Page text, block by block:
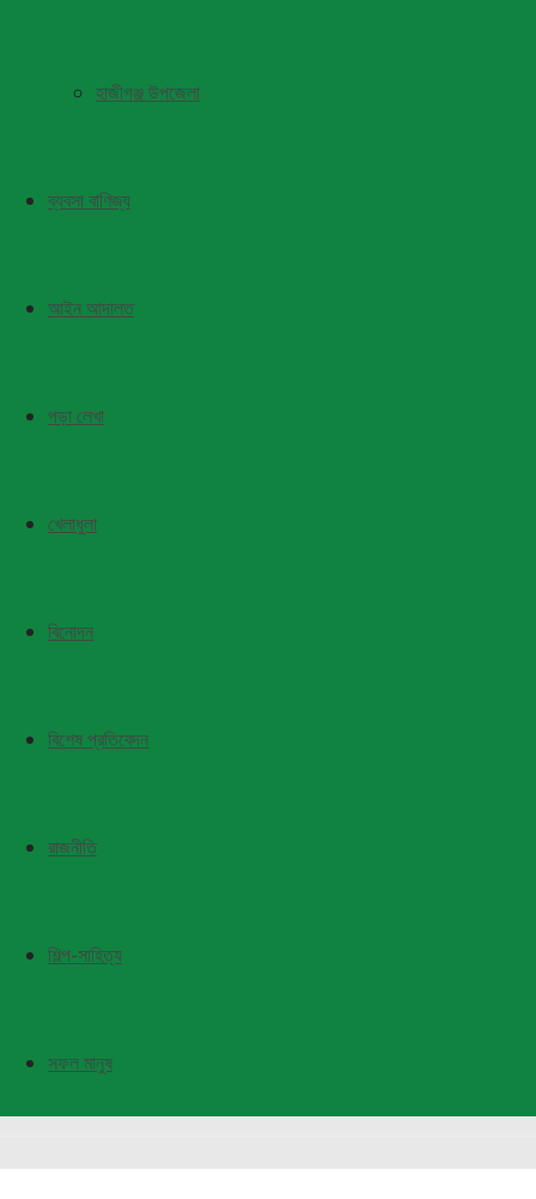
হাজীগঞ্জ উপজেলা
ব্যবসা বাণিজ্য
আইন আদালত
পড়া লেখা
খেলাধুলা
বিনোদন
বিশেষ প্রতিবেদন
রাজনীতি
শিল্প-সাহিত্য
সফল মানুষ